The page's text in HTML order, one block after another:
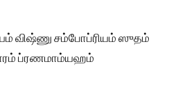
விஷ்ணு சம்போப்ரியம் ஸுதம்
ப்ரணமாம்யஹம்